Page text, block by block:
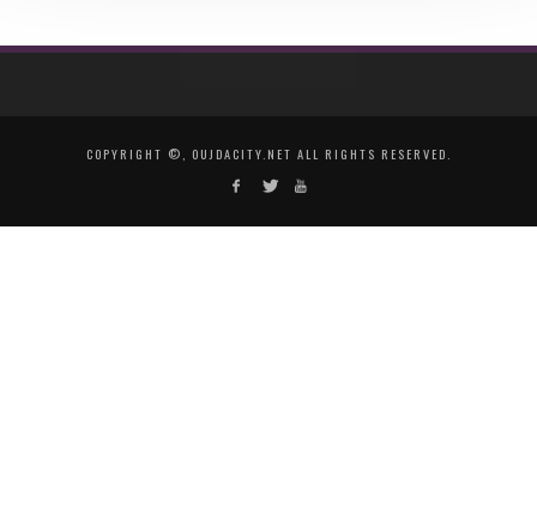
COPYRIGHT ©, OUJDACITY.NET ALL RIGHTS RESERVED.